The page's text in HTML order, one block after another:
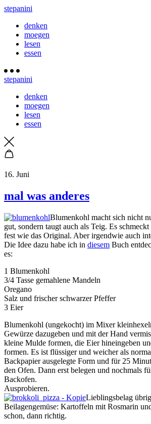
stepanini
denken
moegen
lesen
essen
stepanini
denken
moegen
lesen
essen
16. Juni
mal was anderes
Blumenkohl macht sich nicht
gut, sondern taugt auch als Teig. Es
fest wie das Original. Aber irgendwie auch
Die Idee dazu habe ich in diesem Buch
es:
1 Blumenkohl
3/4 Tasse gemahlene Mandeln
Oregano
Salz und frischer schwarzer Pfeffer
3 Eier
Blumenkohl (ungekocht) im Mixer
Gewürze dazugeben und mit der Hand
kleine Mulde formen, die Eier hineingeben
formen. Es ist flüssiger und weicher als
Backpapier ausgelegte Form und für 25
den Ofen. Dann erst belegen und nochmals
Backofen.
Ausprobieren.
Lieblingsbelag
Beilagengemüse: Kartoffeln mit Rosmarin
schon, dann richtig.